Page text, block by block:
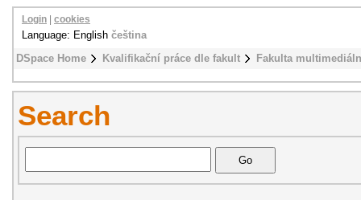
DSpace Home Kvalifikační práce dle fakult Fakulta
Login cookies
Language: English čeština
Search